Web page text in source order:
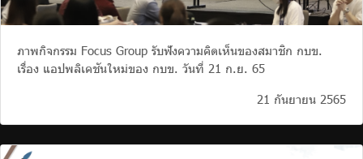
ภาพกิจกรรม Focus Group รับฟังความคิดเห็นของสมาชิก กบข.
เรื่อง แอปพลิเคชันใหม่ของ กบข. วันที่ 21 ก.ย. 65
21 กันยายน 2565